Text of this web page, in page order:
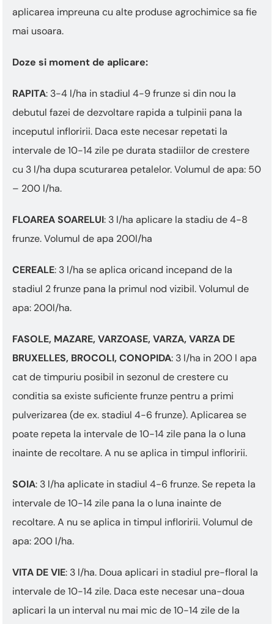
aplicarea impreuna cu alte produse agrochimice sa fie
mai usoara.
Doze si moment de aplicare:
RAPITA: 3-4 l/ha in stadiul 4-9 frunze si din nou la
debutul fazei de dezvoltare rapida a tulpinii pana la
inceputul infloririi. Daca este necesar repetati la
intervale de 10-14 zile pe durata stadiilor de crestere
cu 3 l/ha dupa scuturarea petalelor. Volumul de apa: 50
– 200 l/ha.
FLOAREA SOARELUI: 3 l/ha aplicare la stadiu de 4-8
frunze. Volumul de apa 200l/ha
CEREALE: 3 l/ha se aplica oricand incepand de la
stadiul 2 frunze pana la primul nod vizibil. Volumul de
apa: 200l/ha.
FASOLE, MAZARE, VARZOASE, VARZA, VARZA DE
BRUXELLES, BROCOLI, CONOPIDA: 3 l/ha in 200 l apa
cat de timpuriu posibil in sezonul de crestere cu
conditia sa existe suficiente frunze pentru a primi
pulverizarea (de ex. stadiul 4-6 frunze). Aplicarea se
poate repeta la intervale de 10-14 zile pana la o luna
inainte de recoltare. A nu se aplica in timpul infloririi.
SOIA: 3 l/ha aplicate in stadiul 4-6 frunze. Se repeta la
intervale de 10-14 zile pana la o luna inainte de
recoltare. A nu se aplica in timpul infloririi. Volumul de
apa: 200 l/ha.
VITA DE VIE: 3 l/ha. Doua aplicari in stadiul pre-floral la
intervale de 10-14 zile. Daca este necesar una-doua
aplicari la un interval nu mai mic de 10-14 zile de la